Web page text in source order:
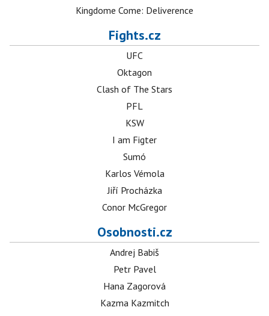
Kingdome Come: Deliverence
Fights.cz
UFC
Oktagon
Clash of The Stars
PFL
KSW
I am Figter
Sumó
Karlos Vémola
Jiří Procházka
Conor McGregor
Osobnosti.cz
Andrej Babiš
Petr Pavel
Hana Zagorová
Kazma Kazmitch